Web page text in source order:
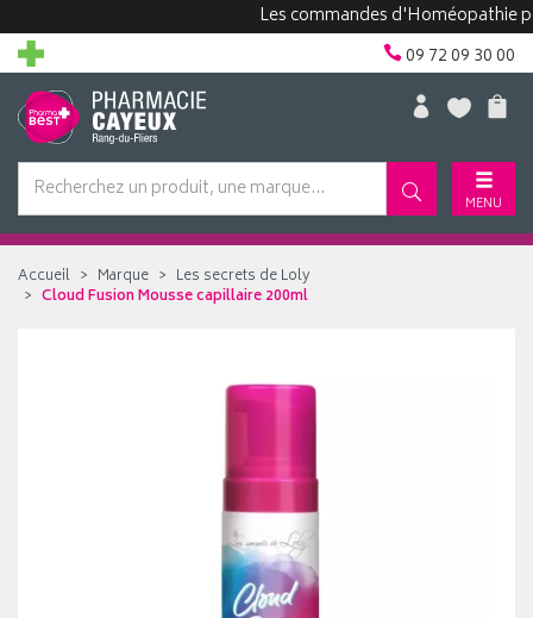
Les commandes d'Homéopathie
09 72 09 30 00
MENU
Accueil Marque
Les secrets de Loly
Cloud Fusion Mousse capillaire 200ml